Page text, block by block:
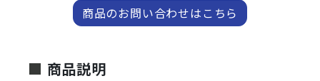
商品のお問い合わせはこちら
商品説明